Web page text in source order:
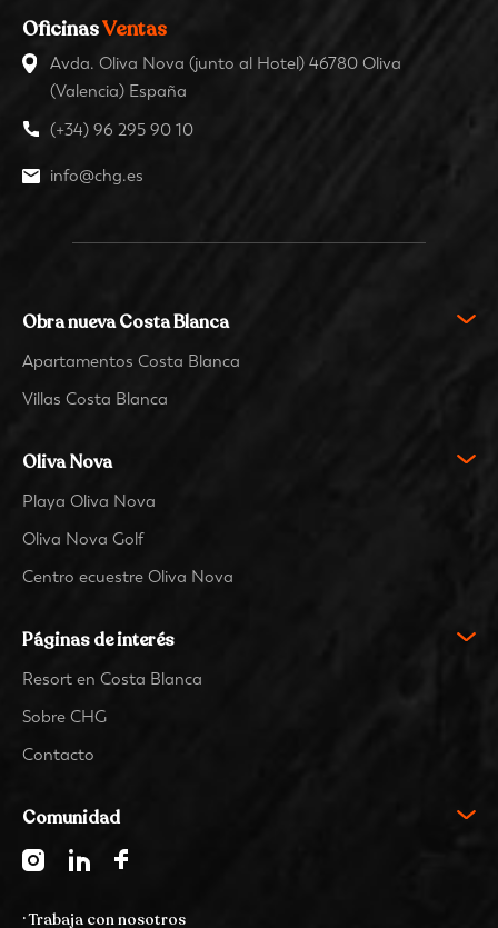
OficinasVentas
Avda. Oliva Nova (junto al Hotel) 46780 Oliva
(Valencia) España
(+34) 96 295 90 10
info@chg.es
Obra nueva Costa Blanca
Apartamentos Costa Blanca
Villas Costa Blanca
Oliva Nova
Playa Oliva Nova
Oliva Nova Golf
Centro ecuestre Oliva Nova
Páginas de interés
Resort en Costa Blanca
Sobre CHG
Contacto
Comunidad
· Trabaja con nosotros